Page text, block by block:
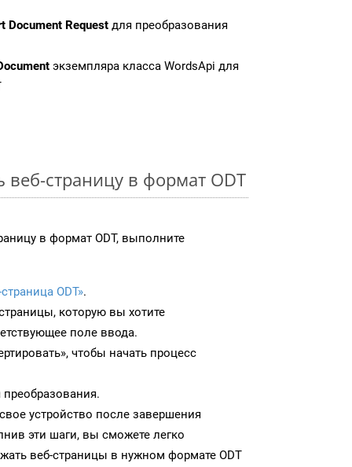
Document Request для преобразования
экземпляра класса WordsApi для
веб-страницу в формат ODT
в формат ODT, выполните
ODT».
которую вы хотите
поле ввода.
чтобы начать процесс
устройство после завершения
эти шаги, вы сможете легко
веб-страницы в нужном формате ODT